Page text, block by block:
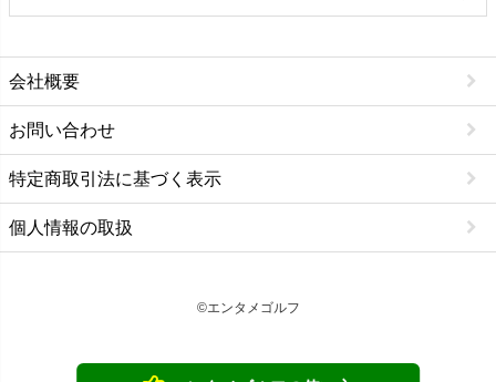
会社概要
お問い合わせ
特定商取引法に基づく表示
個人情報の取扱
©エンタメゴルフ